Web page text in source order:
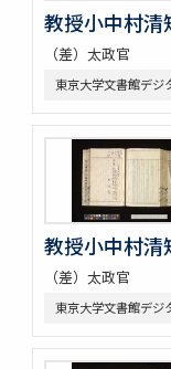
教授小中村清
（差）太政官
東京大学文書館デジ
教授小中村清
（差）太政官
東京大学文書館デジ